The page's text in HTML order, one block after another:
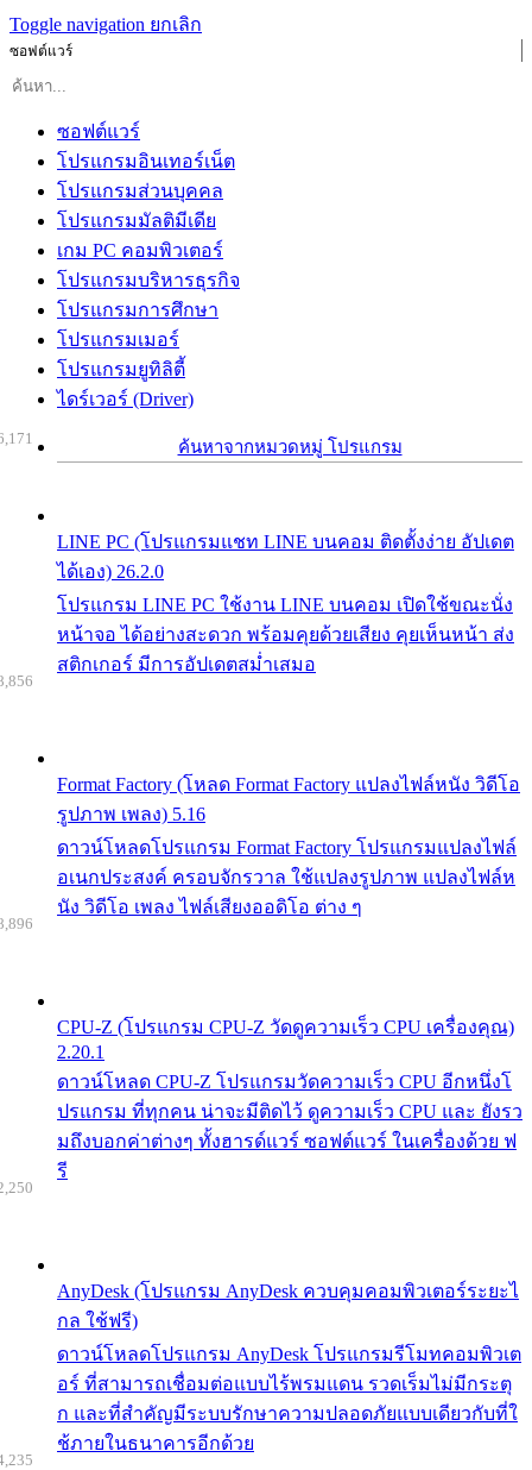
Toggle navigation ยกเลิก
ซอฟต์แวร์
ซอฟต์แวร์
โปรแกรมอินเทอร์เน็ต
โปรแกรมส่วนบุคคล
โปรแกรมมัลติมีเดีย
เกม PC คอมพิวเตอร์
โปรแกรมบริหารธุรกิจ
โปรแกรมการศึกษา
โปรแกรมเมอร์
โปรแกรมยูทิลิตี้
ไดร์เวอร์ (Driver)
ค้นหาจากหมวดหมู่ โปรแกรม
LINE PC (โปรแกรมแชท LINE บนคอม ติดตั้งง่าย อัปเดต
ได้เอง) 26.2.0
โปรแกรม LINE PC ใช้งาน LINE บนคอม เปิดใช้ขณะนั่ง
หน้าจอ ได้อย่างสะดวก พร้อมคุยด้วยเสียง คุยเห็นหน้า ส่ง
สติกเกอร์ มีการอัปเดตสม่ำเสมอ
Format Factory (โหลด Format Factory แปลงไฟล์หนัง วิดีโอ
รูปภาพ เพลง) 5.16
ดาวน์โหลดโปรแกรม Format Factory โปรแกรมแปลงไฟล์
อเนกประสงค์ ครอบจักรวาล ใช้แปลงรูปภาพ แปลงไฟล์ห
นัง วิดีโอ เพลง ไฟล์เสียงออดิโอ ต่าง ๆ
CPU-Z (โปรแกรม CPU-Z วัดดูความเร็ว CPU เครื่องคุณ)
2.20.1
ดาวน์โหลด CPU-Z โปรแกรมวัดความเร็ว CPU อีกหนึ่งโ
ปรแกรม ที่ทุกคน น่าจะมีติดไว้ ดูความเร็ว CPU และ ยังรว
มถึงบอกค่าต่างๆ ทั้งฮารด์แวร์ ซอฟต์แวร์ ในเครื่องด้วย ฟ
รี
AnyDesk (โปรแกรม AnyDesk ควบคุมคอมพิวเตอร์ระยะไ
กล ใช้ฟรี)
ดาวน์โหลดโปรแกรม AnyDesk โปรแกรมรีโมทคอมพิวเต
อร์ ที่สามารถเชื่อมต่อแบบไร้พรมแดน รวดเร็มไม่มีกระตุ
ก และที่สำคัญมีระบบรักษาความปลอดภัยแบบเดียวกับที่ใ
ช้ภายในธนาคารอีกด้วย